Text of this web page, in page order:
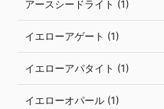
アースシードライト (1)
イエローアゲート (1)
イエローアパタイト (1)
イエローオパール (1)